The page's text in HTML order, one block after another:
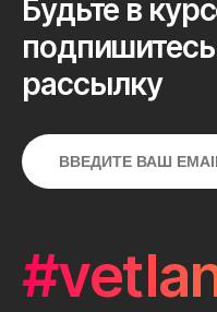
Будьте в
рассылку